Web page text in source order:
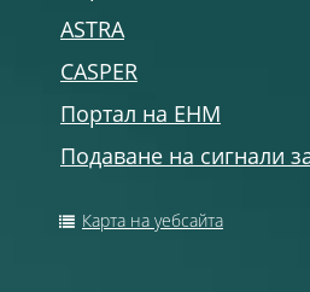
ASTRA
CASPER
Портал на ЕНМ
Подаване на сигнали
Карта на уебсайта